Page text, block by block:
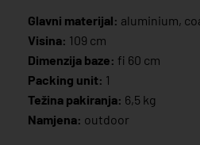
Glavni materijal: aluminium,
Visina: 109 cm
Dimenzija baze: fi 60 cm
Packing unit: 1
Težina pakiranja: 6,5 kg
Namjena: outdoor